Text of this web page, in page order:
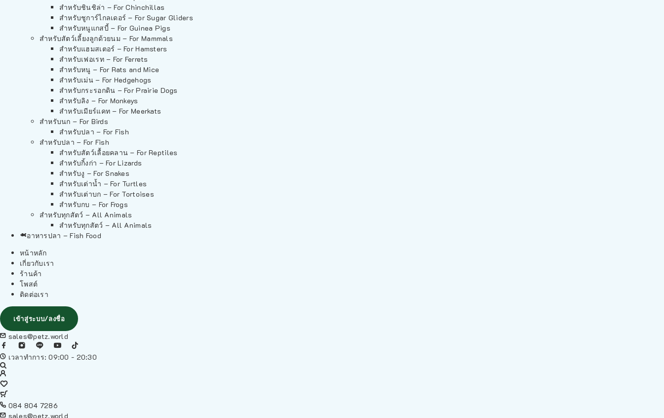
สำหรับชินชิล่า – For Chinchillas
สำหรับชูการ์ไกลเดอร์ – For Sugar Gliders
สำหรับหนูแกสบี้ – For Guinea Pigs
สำหรับสัตว์เลี้ยงลูกด้วยนม – For Mammals
สำหรับแฮมสเตอร์ – For Hamsters
สำหรับเฟอเรท – For Ferrets
สำหรับหนู – For Rats and Mice
สำหรับเม่น – For Hedgehogs
สำหรับกระรอกดิน – For Prairie Dogs
สำหรับลิง – For Monkeys
สำหรับเมียร์แคท – For Meerkats
สำหรับนก – For Birds
สำหรับปลา – For Fish
สำหรับปลา – For Fish
สำหรับสัตว์เลื้อยคลาน – For Reptiles
สำหรับกิ้งก่า – For Lizards
สำหรับงู – For Snakes
สำหรับเต่าน้ำ – For Turtles
สำหรับเต่าบก – For Tortoises
สำหรับกบ – For Frogs
สำหรับทุกสัตว์ – All Animals
สำหรับทุกสัตว์ – All Animals
อาหารปลา – Fish Food
หน้าหลัก
เกี่ยวกับเรา
ร้านค้า
โพสต์
ติดต่อเรา
เข้าสู่ระบบ/ลงชื่อ
sales@petz.world
เวลาทำการ: 09:00 - 20:30
084 804 7286
sales@petz.world